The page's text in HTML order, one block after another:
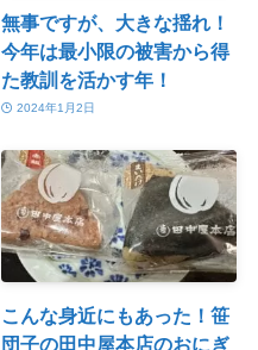
無事ですが、大きな揺れ！
今年は最小限の被害から得
た教訓を活かす年！
2024年1月2日
こんな身近にもあった！笹
団子の田中屋本店のおにぎ